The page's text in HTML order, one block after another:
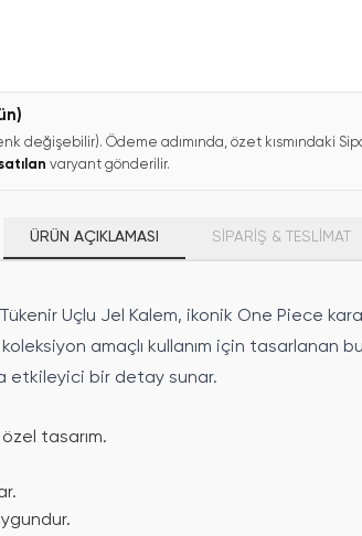
değişebilir). Ödeme adımında, özet kısmındaki
varyant gönderilir.
ÜRÜN AÇIKLAMASI SİPARİŞ & TESLİMAT
Uçlu Jel Kalem, ikonik One Piece
amaçlı kullanım için
etkileyici bir detay sunar.
tasarım.